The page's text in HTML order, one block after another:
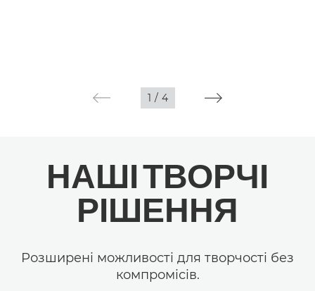
1 / 4
НАШІ ТВОРЧІ
РІШЕННЯ
Розширені можливості для творчості без
компромісів.